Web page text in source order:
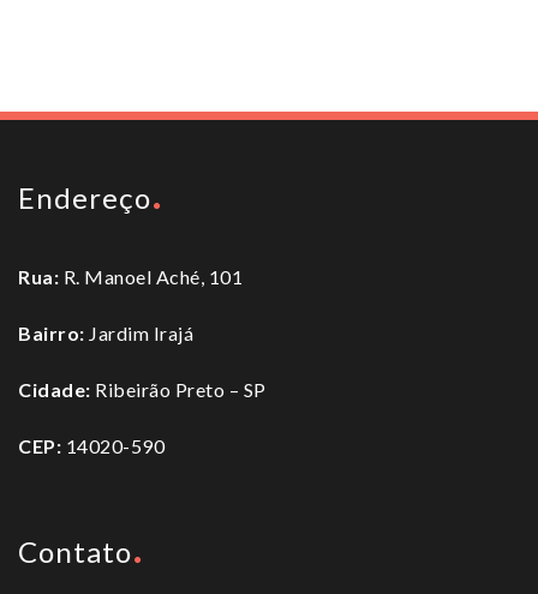
Endereço
Rua: R. Manoel Aché, 101
Bairro: Jardim Irajá
Cidade: Ribeirão Preto – SP
CEP: 14020-590
Contato